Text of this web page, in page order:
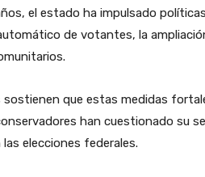
el estado ha impulsado
de votantes, la
que estas medidas
han cuestionado su
elecciones federales.